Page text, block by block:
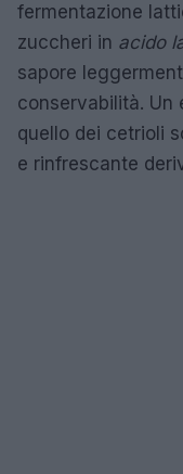
fermentazione
zuccheri in acido
sapore
conservabilità. Un
quello dei cetrioli
e rinfrescante